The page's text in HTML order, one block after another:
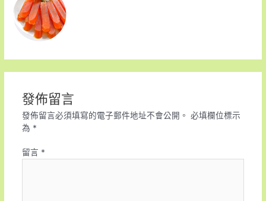
發佈留言
發佈留言必須填寫的電子郵件地址不會公開。 必填欄位標示
為 *
留言 *